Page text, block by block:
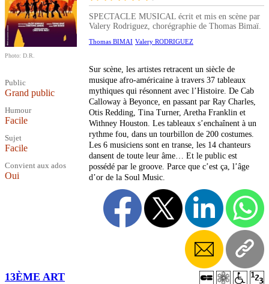
Photo: D.R.
Public
Grand public
Humour
Facile
Sujet
Facile
Convient aux ados
Oui
SPECTACLE MUSICAL écrit et mis en scène par
Valery Rodriguez, chorégraphie de Thomas Bimaï.
Thomas BIMAI Valery RODRIGUEZ
Sur scène, les artistes retracent un siècle de
musique afro-américaine à travers 37 tableaux
mythiques qui résonnent avec l’Histoire. De Cab
Calloway à Beyonce, en passant par Ray Charles,
Otis Redding, Tina Turner, Aretha Franklin et
Withney Houston. Les tableaux s’enchaînent à un
rythme fou, dans un tourbillon de 200 costumes.
Les 6 musiciens sont en transe, les 14 chanteurs
dansent de toute leur âme… Et le public est
possédé par le groove. Parce que c’est ça, l’âge
d’or de la Soul Music.
13ÈME ART